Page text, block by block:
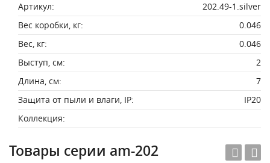
Артикул:
202.49-1.silver
Вес коробки, кг:
0.046
Вес, кг:
0.046
Выступ, см:
2
Длина, см:
7
Защита от пыли и влаги, IP:
IP20
Коллекция:
Товары серии am-202